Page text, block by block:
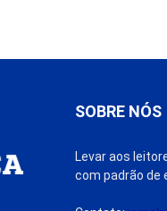
SOBRE NÓS
Levar aos
com padrão de